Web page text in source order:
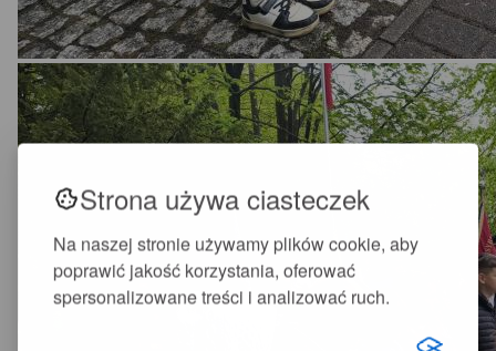
Strona używa ciasteczek
Na naszej stronie używamy plików cookie, aby
poprawić jakość korzystania, oferować
spersonalizowane treści i analizować ruch.